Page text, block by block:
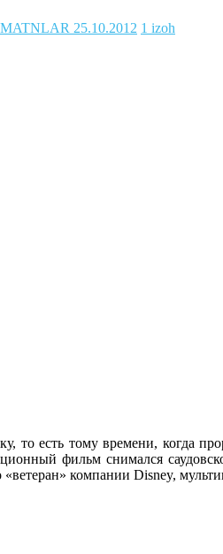
25.10.2012 1 izoh
то есть тому времени, когда
фильм снимался
компании Disney,